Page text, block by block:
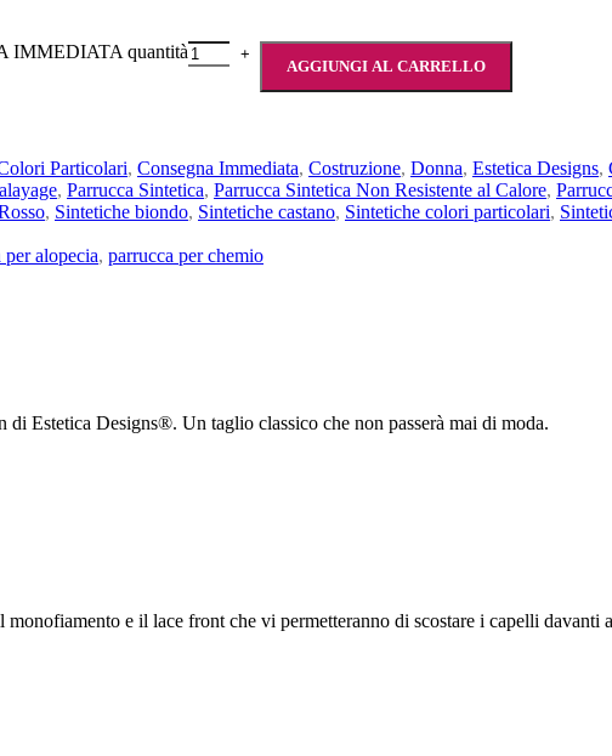
IMMEDIATA quantità
AGGIUNGI AL CARRELLO
Particolari, Consegna Immediata, Costruzione, Donna, Estetica Designs,
, Parrucca Sintetica, Parrucca Sintetica Non Resistente al Calore,
, Sintetiche biondo, Sintetiche castano, Sintetiche colori particolari,
per alopecia, parrucca per chemio
di Estetica Designs®. Un taglio classico che non passerà mai di moda.
e il lace front che vi permetteranno di scostare i capelli